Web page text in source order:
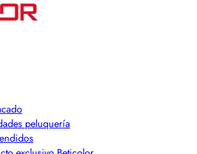
peluquería